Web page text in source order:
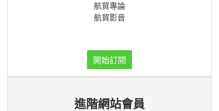
航貿專論
航貿影音
開始訂閱
進階網站會員